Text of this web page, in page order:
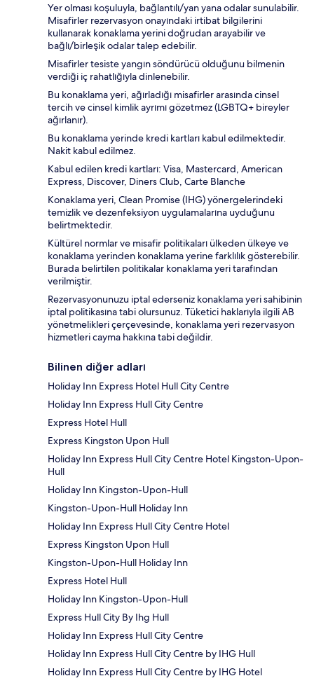
Yer olması koşuluyla, bağlantılı/yan yana odalar sunulabilir.
Misafirler rezervasyon onayındaki irtibat bilgilerini
kullanarak konaklama yerini doğrudan arayabilir ve
bağlı/birleşik odalar talep edebilir.
Misafirler tesiste yangın söndürücü olduğunu bilmenin
verdiği iç rahatlığıyla dinlenebilir.
Bu konaklama yeri, ağırladığı misafirler arasında cinsel
tercih ve cinsel kimlik ayrımı gözetmez (LGBTQ+ bireyler
ağırlanır).
Bu konaklama yerinde kredi kartları kabul edilmektedir.
Nakit kabul edilmez.
Kabul edilen kredi kartları: Visa, Mastercard, American
Express, Discover, Diners Club, Carte Blanche
Konaklama yeri, Clean Promise (IHG) yönergelerindeki
temizlik ve dezenfeksiyon uygulamalarına uyduğunu
belirtmektedir.
Kültürel normlar ve misafir politikaları ülkeden ülkeye ve
konaklama yerinden konaklama yerine farklılık gösterebilir.
Burada belirtilen politikalar konaklama yeri tarafından
verilmiştir.
Rezervasyonunuzu iptal ederseniz konaklama yeri sahibinin
iptal politikasına tabi olursunuz. Tüketici haklarıyla ilgili AB
yönetmelikleri çerçevesinde, konaklama yeri rezervasyon
hizmetleri cayma hakkına tabi değildir.
Bilinen diğer adları
Holiday Inn Express Hotel Hull City Centre
Holiday Inn Express Hull City Centre
Express Hotel Hull
Express Kingston Upon Hull
Holiday Inn Express Hull City Centre Hotel Kingston-Upon-
Hull
Holiday Inn Kingston-Upon-Hull
Kingston-Upon-Hull Holiday Inn
Holiday Inn Express Hull City Centre Hotel
Express Kingston Upon Hull
Kingston-Upon-Hull Holiday Inn
Express Hotel Hull
Holiday Inn Kingston-Upon-Hull
Express Hull City By Ihg Hull
Holiday Inn Express Hull City Centre
Holiday Inn Express Hull City Centre by IHG Hull
Holiday Inn Express Hull City Centre by IHG Hotel